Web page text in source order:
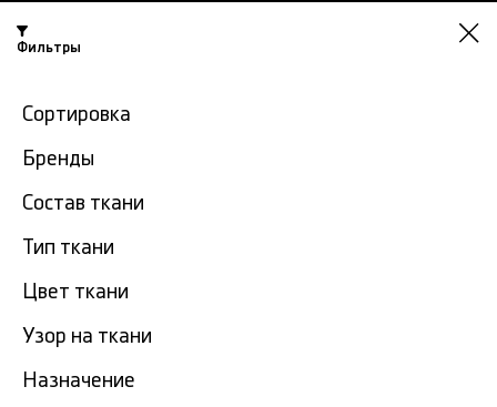
Омск
-15% на ткани по промокоду NY15
Главная Ткань шифон
Ткани шифон полиэстер в
Омске
Фильтр
Показать все
Фильтры
Сортировка
Бренды
Состав ткани
Тип ткани
Цвет ткани
Узор на ткани
Назначение